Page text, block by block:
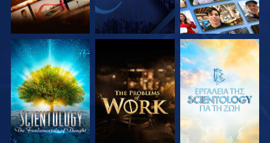
ΕΞΕΡΕΥΝΗΣΤΕ ΤΗ
ΣΕΙΡΑ
ΕΞΕΡΕΥΝΗΣΤΕ ΤΗ
ΣΕΙΡΑ
ΕΞΕΡΕΥΝΗΣΤΕ ΤΗ
ΣΕΙΡΑ